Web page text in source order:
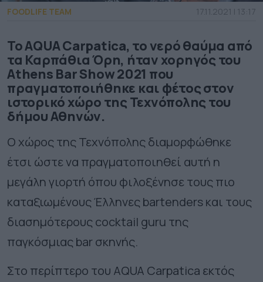
FOODLIFE TEAM 17.11.2021 | 13:17
To ΑQUA Carpatica, το νερό θαύμα από
τα Καρπάθια Όρη, ήταν χορηγός του
Athens Bar Show 2021 που
πραγματοποιήθηκε και φέτος στον
ιστορικό χώρο της Τεχνόπολης του
δήμου Αθηνών.
Ο χώρος της Τεχνόπολης διαμορφώθηκε
έτσι ώστε να πραγματοποιηθεί αυτή η
μεγάλη γιορτή όπου φιλοξένησε τους πιο
καταξιωμένους Έλληνες bartenders και τους
διασημότερους cocktail guru της
παγκόσμιας bar σκηνής.
Στο περίπτερο του AQUA Carpatica εκτός